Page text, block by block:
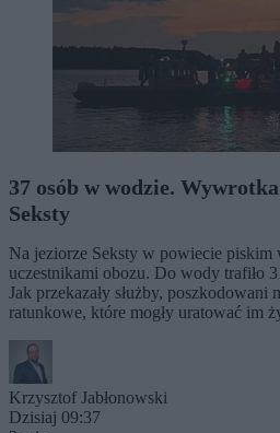
37 osób w wodzie.
Seksty
Na jeziorze Seksty w powiecie piskim
uczestnikami obozu. Do wody trafiło
Jak przekazały służby, poszkodowani
ratunkowe, które mogły uratować im
Krzysztof Jabłonowski
Dzisiaj 09:37